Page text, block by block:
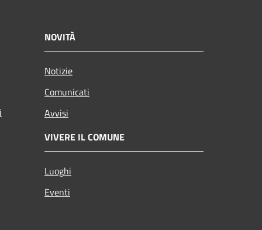
NOVITÀ
Notizie
Comunicati
Avvisi
VIVERE IL COMUNE
Luoghi
Eventi